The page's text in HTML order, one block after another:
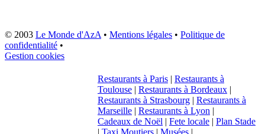
© 2003 Le Monde d'AzA• Mentions légales • Politique de
confidentialité •
Gestion cookies
Restaurants à Paris | Restaurants à
Toulouse | Restaurants à Bordeaux |
Restaurants à Strasbourg | Restaurants à
Marseille | Restaurants à Lyon |
Cadeaux de Noël | Fete locale | Plan Stade